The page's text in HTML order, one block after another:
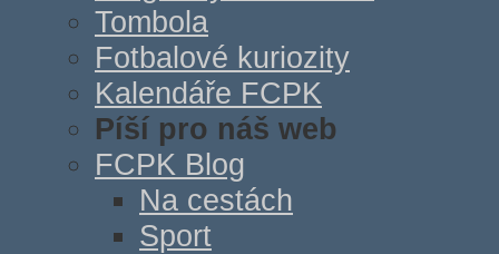
Tombola
Fotbalové kuriozity
Kalendáře FCPK
Píší pro náš web
FCPK Blog
Na cestách
Sport